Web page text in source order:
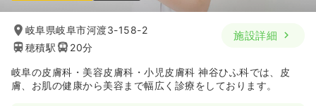
岐阜県岐阜市河渡3-158-2
穂積駅
20分
施設詳細
岐阜の皮膚科・美容皮膚科・小児皮膚科 神谷ひふ科では、皮
膚、お肌の健康から美容まで幅広く診療をしております。